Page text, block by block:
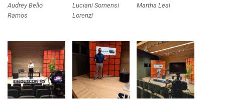
Audrey Bello
Ramos
Luciani Somensi
Lorenzi
Martha Leal